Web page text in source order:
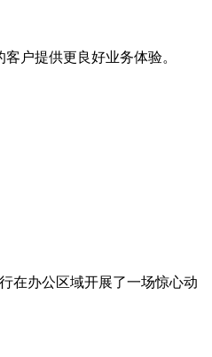
户提供更良好业务体验。
在办公区域开展了一场惊心动